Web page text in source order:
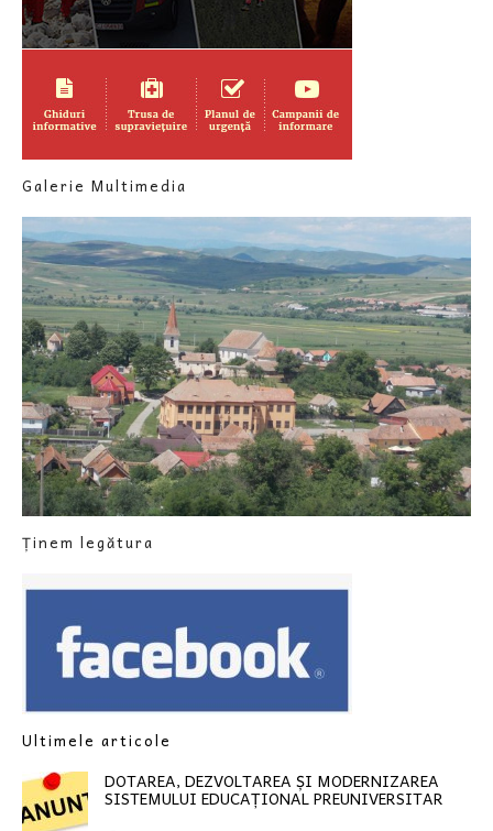
Galerie Multimedia
Ținem legătura
Ultimele articole
DOTAREA, DEZVOLTAREA ȘI MODERNIZAREA
SISTEMULUI EDUCAȚIONAL PREUNIVERSITAR